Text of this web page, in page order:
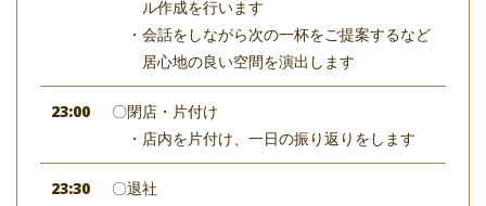
ル作成を行います
・会話をしながら次の一杯をご提案するなど
居心地の良い空間を演出します
23:00
〇閉店・片付け
・店内を片付け、一日の振り返りをします
23:30 〇退社